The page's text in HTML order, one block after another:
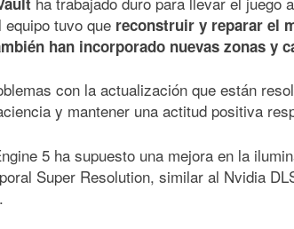
equipo tuvo que reconstruir y reparar el
han incorporado nuevas zonas y
con la actualización que están
y mantener una actitud positiva
5 ha supuesto una mejora en la
Super Resolution, similar al Nvidia